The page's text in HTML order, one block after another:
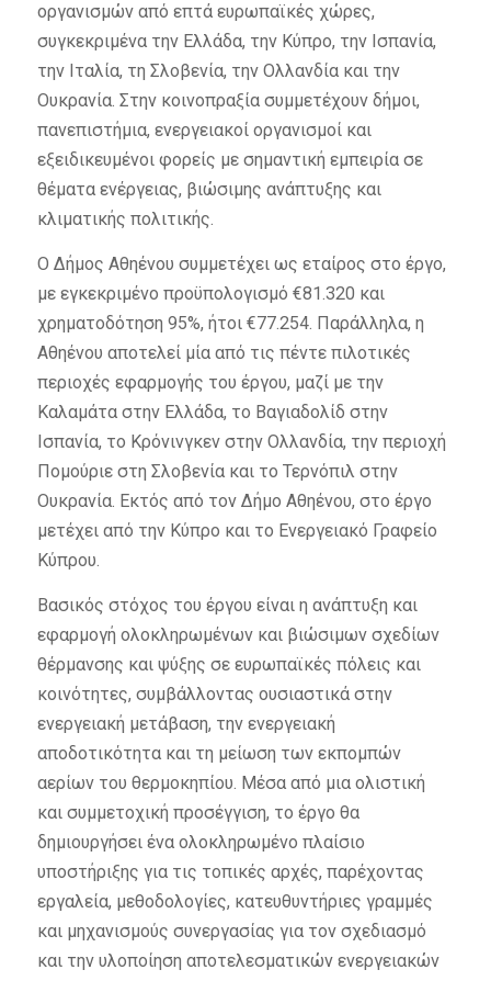
οργανισμών από επτά ευρωπαϊκές χώρες,
συγκεκριμένα την Ελλάδα, την Κύπρο, την Ισπανία,
την Ιταλία, τη Σλοβενία, την Ολλανδία και την
Ουκρανία. Στην κοινοπραξία συμμετέχουν δήμοι,
πανεπιστήμια, ενεργειακοί οργανισμοί και
εξειδικευμένοι φορείς με σημαντική εμπειρία σε
θέματα ενέργειας, βιώσιμης ανάπτυξης και
κλιματικής πολιτικής.
Ο Δήμος Αθηένου συμμετέχει ως εταίρος στο έργο,
με εγκεκριμένο προϋπολογισμό €81.320 και
χρηματοδότηση 95%, ήτοι €77.254. Παράλληλα, η
Αθηένου αποτελεί μία από τις πέντε πιλοτικές
περιοχές εφαρμογής του έργου, μαζί με την
Καλαμάτα στην Ελλάδα, το Βαγιαδολίδ στην
Ισπανία, το Κρόνινγκεν στην Ολλανδία, την περιοχή
Πομούριε στη Σλοβενία και το Τερνόπιλ στην
Ουκρανία. Εκτός από τον Δήμο Αθηένου, στο έργο
μετέχει από την Κύπρο και το Ενεργειακό Γραφείο
Κύπρου.
Βασικός στόχος του έργου είναι η ανάπτυξη και
εφαρμογή ολοκληρωμένων και βιώσιμων σχεδίων
θέρμανσης και ψύξης σε ευρωπαϊκές πόλεις και
κοινότητες, συμβάλλοντας ουσιαστικά στην
ενεργειακή μετάβαση, την ενεργειακή
αποδοτικότητα και τη μείωση των εκπομπών
αερίων του θερμοκηπίου. Μέσα από μια ολιστική
και συμμετοχική προσέγγιση, το έργο θα
δημιουργήσει ένα ολοκληρωμένο πλαίσιο
υποστήριξης για τις τοπικές αρχές, παρέχοντας
εργαλεία, μεθοδολογίες, κατευθυντήριες γραμμές
και μηχανισμούς συνεργασίας για τον σχεδιασμό
και την υλοποίηση αποτελεσματικών ενεργειακών